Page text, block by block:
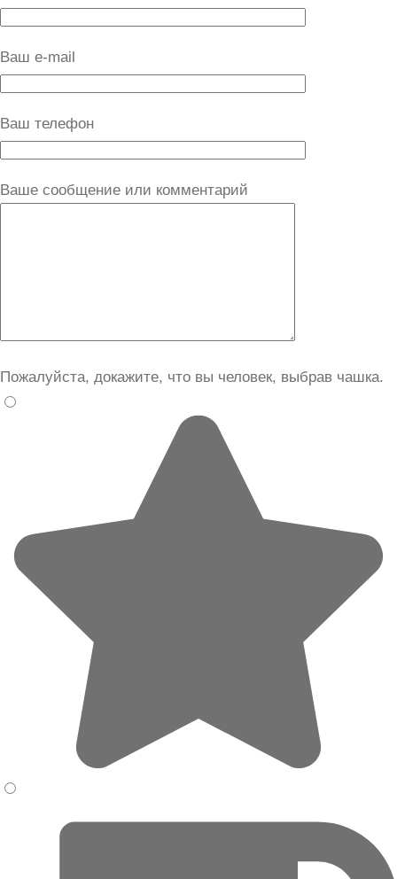
Ваш e-mail
Ваш телефон
Ваше сообщение или комментарий
Пожалуйста, докажите, что вы человек, выбрав чашка.